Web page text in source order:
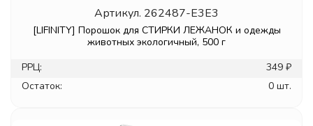
Артикул. 262487-E3E3
[LIFINITY] Порошок для СТИРКИ ЛЕЖАНОК и одежды
животных экологичный, 500 г
РРЦ:
349 ₽
Остаток:
0 шт.